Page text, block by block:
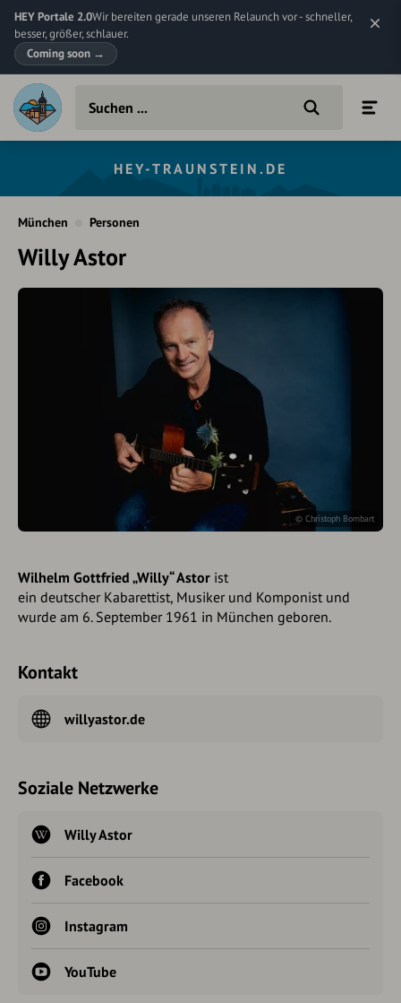
HEY Portale 2.0Wir bereiten gerade unseren Relaunch vor - schneller,
besser, größer, schlauer.
Coming soon →
HEY-TRAUNSTEIN.DE
München Personen
Willy Astor
© Christoph Bombart
Wilhelm Gottfried „Willy“ Astor ist
ein deutscher Kabarettist, Musiker und Komponist und
wurde am 6. September 1961 in München geboren.
Kontakt
willyastor.de
Soziale Netzwerke
Willy Astor
Facebook
Instagram
YouTube